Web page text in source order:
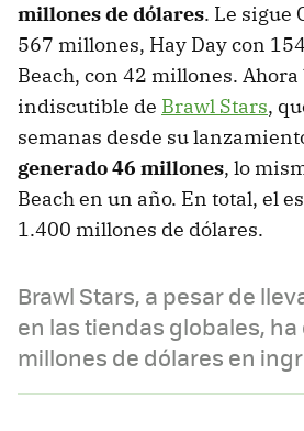
millones de dólares. Le sigue
567 millones, Hay Day con
Beach, con 42 millones.
indiscutible de Brawl Stars,
semanas desde su
generado 46 millones, lo
Beach en un año. En total, el
1.400 millones de dólares.
Brawl Stars, a pesar de
en las tiendas globales,
millones de dólares en